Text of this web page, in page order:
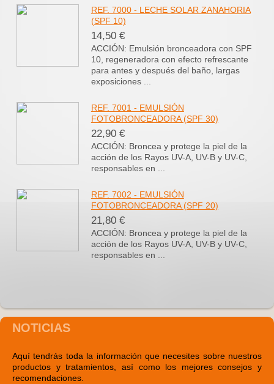
REF. 7000 - LECHE SOLAR ZANAHORIA
(SPF 10)
14,50 €
ACCIÓN: Emulsión bronceadora con SPF
10, regeneradora con efecto refrescante
para antes y después del baño, largas
exposiciones ...
REF. 7001 - EMULSIÓN
FOTOBRONCEADORA (SPF 30)
22,90 €
ACCIÓN: Broncea y protege la piel de la
acción de los Rayos UV-A, UV-B y UV-C,
responsables en ...
REF. 7002 - EMULSIÓN
FOTOBRONCEADORA (SPF 20)
21,80 €
ACCIÓN: Broncea y protege la piel de la
acción de los Rayos UV-A, UV-B y UV-C,
responsables en ...
NOTICIAS
Aquí tendrás toda la información que necesites sobre nuestros
productos y tratamientos, así como los mejores consejos y
recomendaciones.